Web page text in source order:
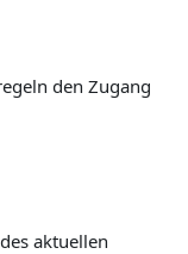
den Zugang
aktuellen